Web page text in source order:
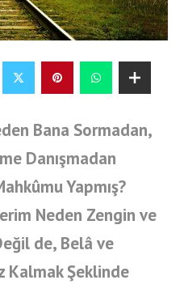
Bana Sormadan,
Danışmadan
Yapmış?
Neden Zengin ve
de, Belâ ve
Kalmak Şeklinde